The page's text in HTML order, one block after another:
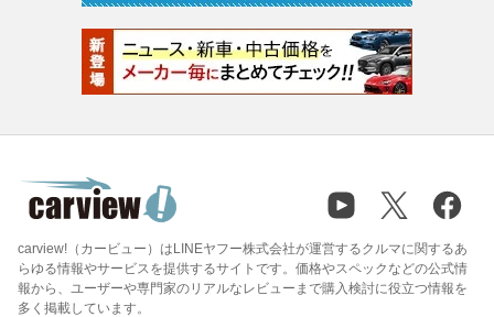
carview!（カービュー）はLINEヤフー株式会社が運営するクルマに関するあ
らゆる情報やサービスを提供するサイトです。価格やスペックなどの公式情
報から、ユーザーや専門家のリアルなレビューまで購入検討に役立つ情報を
多く掲載しています。